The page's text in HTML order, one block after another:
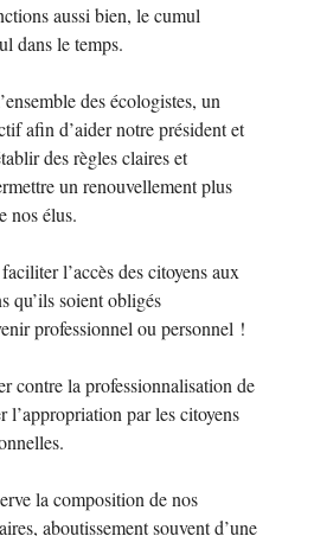
aussi bien, le cumul
dans le temps.
des écologistes, un
afin d’aider notre président et
des règles claires et
un renouvellement plus
nos élus.
l’accès des citoyens aux
qu’ils soient obligés
professionnel ou personnel !
contre la professionnalisation de
l’appropriation par les citoyens
la composition de nos
aboutissement souvent d’une